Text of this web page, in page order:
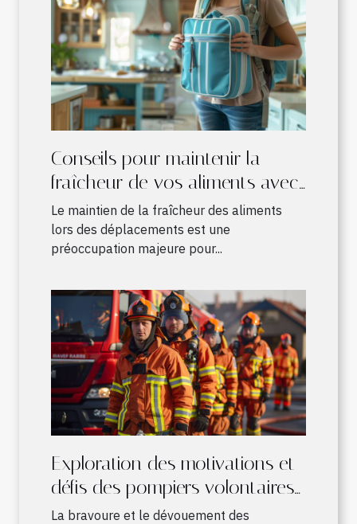
Conseils pour maintenir la
fraîcheur de vos aliments avec
un sac à dos isotherme
Le maintien de la fraîcheur des aliments
lors des déplacements est une
préoccupation majeure pour...
Exploration des motivations et
défis des pompiers volontaires
en France
La bravoure et le dévouement des